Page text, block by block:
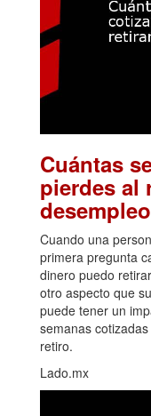
Cuántas
pierdes al
desempleo
Cuando una
primera pregunta
dinero puedo
otro aspecto que
puede tener un
semanas
retiro.
Lado.mx